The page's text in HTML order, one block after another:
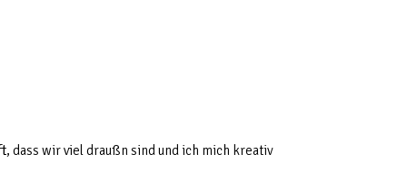
dass wir viel draußn sind und ich mich kreativ